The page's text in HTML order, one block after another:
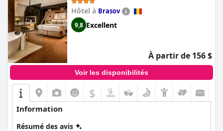
Hôtel à Brasov
9,8 Excellent
À partir de 156 $
Voir les disponibilités
$
Information
Résumé des avis